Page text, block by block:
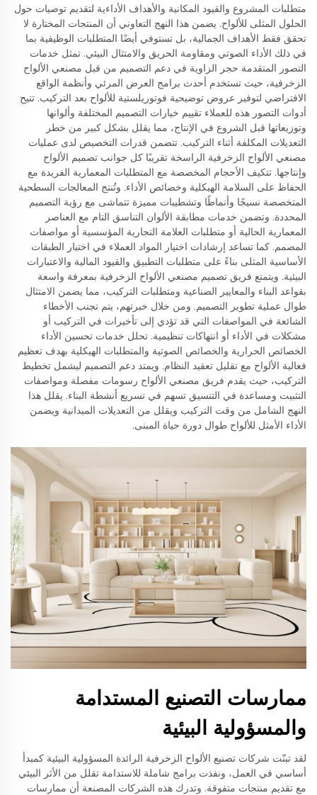
متطلبات المشروع والقيود المكانية والأهداف الأداءية لتقديم توصيات حول
الحلول المثلى للألواح. يضمن هذا النهج التعاوني أن المنتجات المختارة لا
تحقق فقط الأهداف الجمالية، بل تستوفي أيضًا المتطلبات الوظيفية بما
في ذلك الأداء الصوتي ومقاومة الحريق والامتثال البيئي. تمثل خدمات
التصور المتقدمة حجر الزاوية في دعم التصميم من قبل مصنعي الألواح
الزخرفية، حيث تستخدم أحدث برامج العرض المرئي وأنظمة الواقع
الافتراضي لتوفير عروض توضيحية فوتوريلستية للألواح بعد التركيب. تتيح
أدوات التصور هذه للعملاء تقييم خيارات التصميم المختلفة وألوانها
وتوزيعاتها قبل الشروع في الإنتاج، مما يقلل بشكل كبير من خطر
التعديلات المكلفة أثناء التركيب. تتضمن قدرات التخصيص لدى عمليات
مصنعي الألواح الزخرفية الراسخة تقريبًا كل جوانب تصميم الألواح
وإنتاجها. تتكيف الأحجام المخصصة مع المتطلبات المعمارية الفريدة مع
الحفاظ على السلامة الهيكلية وخصائص الأداء. وتُنتج المعالجات السطحية
المتخصصة نسيجًا وأنماطًا وتشطيبات مميزة تتماشى مع رؤية التصميم
المحددة. وتضمن خدمات مطابقة الألوان التناسق التام مع العناصر
المعمارية الحالية أو متطلبات العلامة التجارية المؤسسية أو مواصفات
المصمم. كما تساعد إرشادات اختيار المواد العملاء في اختيار الطبقات
الأساسية المثلى بناءً على متطلبات التطبيق والقيود المالية والاعتبارات
البيئية. ويتمتع فريق تصميم مصنعي الألواح الزخرفية بمعرفة واسعة
بقواعد البناء والمعايير الصناعية ومتطلبات التركيب، مما يضمن الامتثال
طوال عملية تطوير التصميم. ومن خلال خبرتهم، يتم تجنب الأخطاء
الشائعة في المواصفات التي قد تؤدي إلى تأخيرات في التركيب أو
مشكلات في الأداء أو انتهاكات تنظيمية. تحلل خدمات تحسين الأداء
الخصائص الحرارية والخصائص الصوتية والمتطلبات الهيكلية بهدف تعظيم
فعالية الألواح مع تقليل تعقيد النظام. ويمتد دعم التصميم ليشمل تخطيط
التركيب، حيث يقدم فريق مصنعي الألواح رسومات مفصلة ومواصفات
التثبيت ومساعدة في التنسيق تسهم في تسريع أنشطة البناء. يقلل هذا
النهج الشامل من وقت التركيب ويقلل من التعديلات الميدانية ويضمن
الأداء الأمثل للألواح طوال دورة حياة المبنى.
ممارسات التصنيع المستدامة
والمسؤولية البيئية
لقد تبنّت شركات تصنيع الألواح الزخرفية الرائدة المسؤولية البيئية كمبدأ
أساسي في العمل، ونفذت برامج شاملة للاستدامة تقلل من الأثر البيئي
مع تقديم منتجات متفوقة. وتدرك هذه الشركات المصنعة أن ممارسات